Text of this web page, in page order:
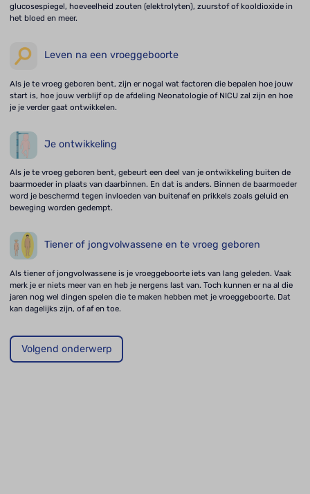
glucosespiegel, hoeveelheid zouten (elektrolyten), zuurstof of kooldioxide in
het bloed en meer.
Leven na een vroeggeboorte
Als je te vroeg geboren bent, zijn er nogal wat factoren die bepalen hoe jouw
start is, hoe jouw verblijf op de afdeling Neonatologie of NICU zal zijn en hoe
je je verder gaat ontwikkelen.
Je ontwikkeling
Als je te vroeg geboren bent, gebeurt een deel van je ontwikkeling buiten de
baarmoeder in plaats van daarbinnen. En dat is anders. Binnen de baarmoeder
word je beschermd tegen invloeden van buitenaf en prikkels zoals geluid en
beweging worden gedempt.
Tiener of jongvolwassene en te vroeg geboren
Als tiener of jongvolwassene is je vroeggeboorte iets van lang geleden. Vaak
merk je er niets meer van en heb je nergens last van. Toch kunnen er na al die
jaren nog wel dingen spelen die te maken hebben met je vroeggeboorte. Dat
kan dagelijks zijn, of af en toe.
Volgend onderwerp